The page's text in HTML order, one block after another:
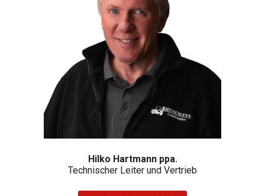
Hilko Hartmann ppa.
Technischer Leiter und Vertrieb